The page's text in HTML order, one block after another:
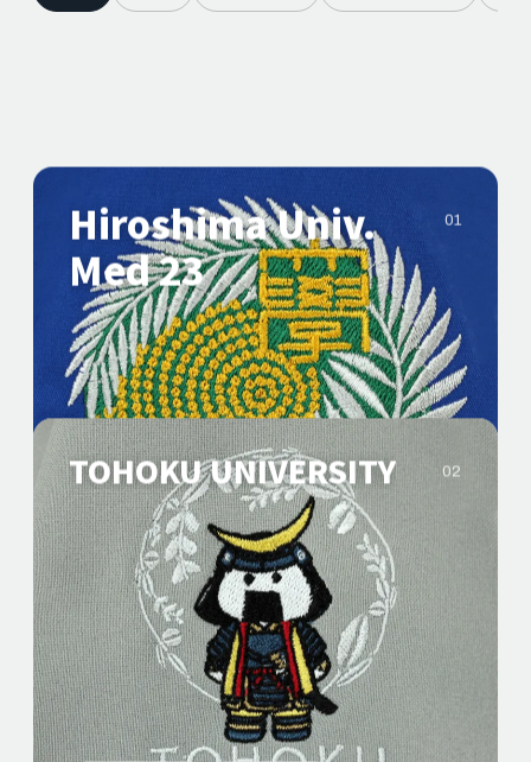
Hiroshima Univ.
Med 23
01
オリジナルロゴ 校章
TOHOKU UNIVERSITY 02